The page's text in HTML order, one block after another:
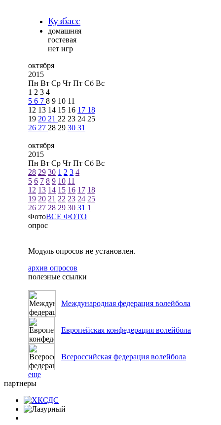
Кузбасс
домашняя
гостевая
нет игр
октября
2015
Пн Вт Ср Чт Пт Сб Вс
1 2 3 4
5 6 7 8 9 10 11
12 13 14 15 16 17 18
19 20 21 22 23 24 25
26 27 28 29 30 31
октября
2015
Пн Вт Ср Чт Пт Сб Вс
28 29 30 1 2 3 4
5 6 7 8 9 10 11
12 13 14 15 16 17 18
19 20 21 22 23 24 25
26 27 28 29 30 31 1
ФотоВСЕ ФОТО
опрос
Модуль опросов не установлен.
архив опросов
полезные ссылки
Международная федерация волейбола
Европейская конфедерация волейбола
Всероссийская федерация волейбола
еще
партнеры